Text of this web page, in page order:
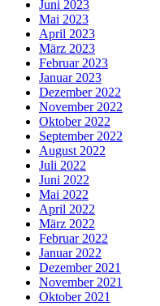
Juni 2023
Mai 2023
April 2023
März 2023
Februar 2023
Januar 2023
Dezember 2022
November 2022
Oktober 2022
September 2022
August 2022
Juli 2022
Juni 2022
Mai 2022
April 2022
März 2022
Februar 2022
Januar 2022
Dezember 2021
November 2021
Oktober 2021